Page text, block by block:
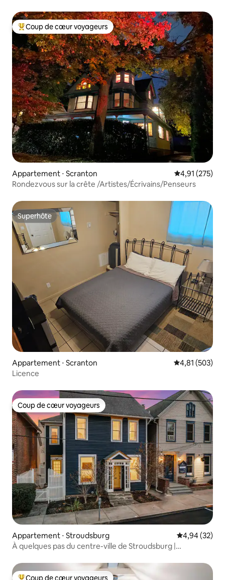
Coups de cœur voyageurs les plus appréciés
Coup de cœur voyageurs
Appartement ⋅ Scranton Évaluation
4,91 (275)
Rondezvous sur la crête /Artistes/Écrivains/Penseurs
Superhôte
Superhôte
Appartement ⋅ Scranton Évaluation
4,81 (503)
Licence
Coup de cœur voyageurs
Coup de cœur voyageurs
Appartement ⋅ Stroudsburg Évaluation
4,94 (32)
À quelques pas du centre-ville de Stroudsburg |
Coup de cœur voyageurs